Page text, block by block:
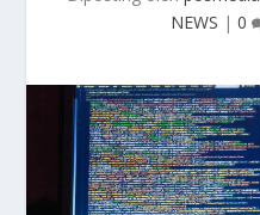
NEWS | 0